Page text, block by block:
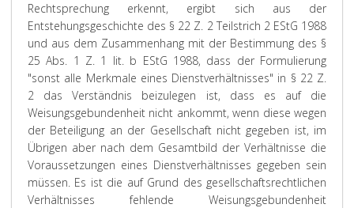
Rechtsprechung erkennt, ergibt sich aus der
Entstehungsgeschichte des § 22 Z. 2 Teilstrich 2 EStG 1988
und aus dem Zusammenhang mit der Bestimmung des §
25 Abs. 1 Z. 1 lit. b EStG 1988, dass der Formulierung
"sonst alle Merkmale eines Dienstverhältnisses" in § 22 Z.
2 das Verständnis beizulegen ist, dass es auf die
Weisungsgebundenheit nicht ankommt, wenn diese wegen
der Beteiligung an der Gesellschaft nicht gegeben ist, im
Übrigen aber nach dem Gesamtbild der Verhältnisse die
Voraussetzungen eines Dienstverhältnisses gegeben sein
müssen. Es ist die auf Grund des gesellschaftsrechtlichen
Verhältnisses fehlende Weisungsgebundenheit